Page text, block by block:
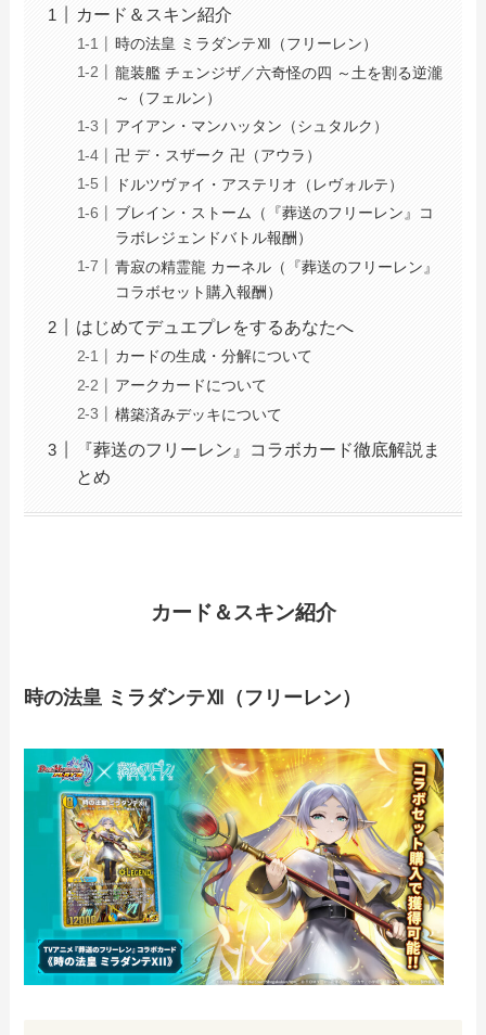
カード＆スキン紹介
時の法皇 ミラダンテⅫ（フリーレン）
龍装艦 チェンジザ／六奇怪の四 ～土を割る逆瀧
～（フェルン）
アイアン・マンハッタン（シュタルク）
卍 デ・スザーク 卍（アウラ）
ドルツヴァイ・アステリオ（レヴォルテ）
ブレイン・ストーム（『葬送のフリーレン』コ
ラボレジェンドバトル報酬）
青寂の精霊龍 カーネル（『葬送のフリーレン』
コラボセット購入報酬）
はじめてデュエプレをするあなたへ
カードの生成・分解について
アークカードについて
構築済みデッキについて
『葬送のフリーレン』コラボカード徹底解説ま
とめ
カード＆スキン紹介
時の法皇 ミラダンテⅫ（フリーレン）